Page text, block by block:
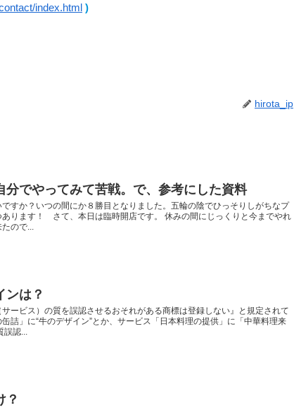
index.html )
hirota_ip
分でやってみて苦戦。で、参考にした資料
すか？いつの間にか８勝目となりました。五輪の陰でひっそりしがちなプ
あります！ さて、本日は臨時開店です。 休みの間にじっくりと今までやれ
ので...
ンは？
ービス）の質を誤認させるおそれがある商標は登録しない』と規定されて
詰」に“牛のデザイン”とか、サービス「日本料理の提供」に「中華料理来
誤認...
？